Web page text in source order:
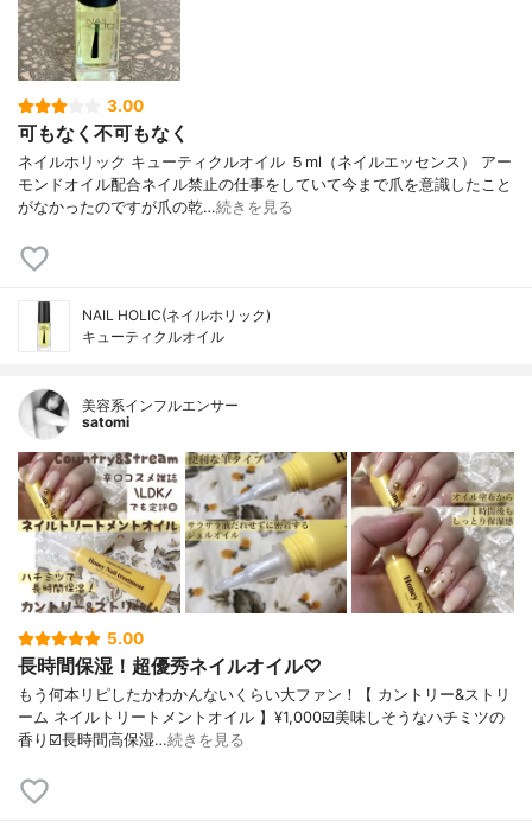
3.00
可もなく不可もなく
ネイルホリック キューティクルオイル ５ml（ネイルエッセンス） アー
モンドオイル配合ネイル禁止の仕事をしていて今まで爪を意識したこと
がなかったのですが爪の乾…続きを見る
NAIL HOLIC(ネイルホリック)
キューティクルオイル
美容系インフルエンサー
satomi
5.00
長時間保湿！超優秀ネイルオイル♡
もう何本リピしたかわかんないくらい大ファン！【 カントリー&ストリ
ーム ネイルトリートメントオイル 】¥1,000☑️美味しそうなハチミツの
香り☑️長時間高保湿…続きを見る